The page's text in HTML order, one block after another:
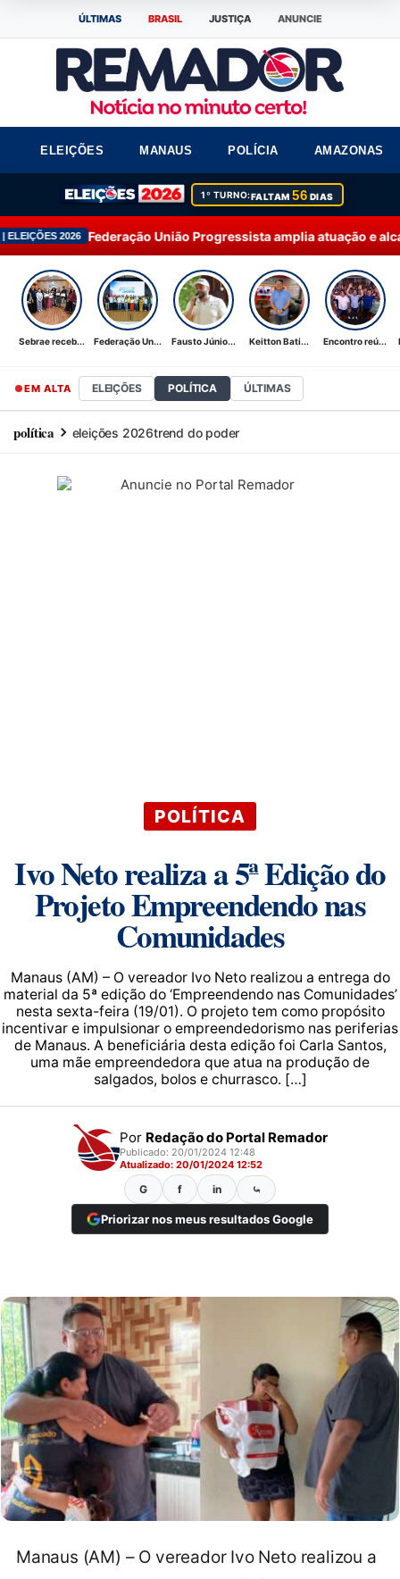
ÚLTIMAS BRASIL JUSTIÇA ANUNCIE
ELEIÇÕES MANAUS POLÍCIA AMAZONAS
1º TURNO:FALTAM56 DIAS
União Progressista amplia atuação e alcança 92% dos
Sebrae receb... Federação Un... Fausto Júnio... Keitton Bati... Encontro reú...
EM ALTA ELEIÇÕES POLÍTICA ÚLTIMAS
política eleições 2026trend do poder
POLÍTICA
Ivo Neto realiza a 5ª Edição do
Projeto Empreendendo nas
Comunidades
Manaus (AM) – O vereador Ivo Neto realizou a entrega do
material da 5ª edição do ‘Empreendendo nas Comunidades’
nesta sexta-feira (19/01). O projeto tem como propósito
incentivar e impulsionar o empreendedorismo nas periferias
de Manaus. A beneficiária desta edição foi Carla Santos,
uma mãe empreendedora que atua na produção de
salgados, bolos e churrasco. […]
Por Redação do Portal Remador
Publicado: 20/01/2024 12:48
Atualizado: 20/01/2024 12:52
G f in ⤿
Priorizar nos meus resultados Google
Manaus (AM) – O vereador Ivo Neto realizou a